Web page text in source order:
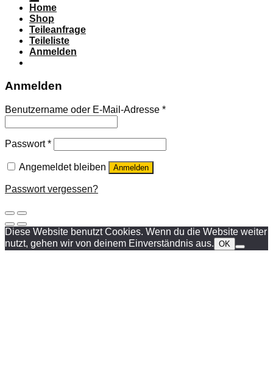
Home
Shop
Teileanfrage
Teileliste
Anmelden
Anmelden
Benutzername oder E-Mail-Adresse *
Passwort*
Angemeldet bleiben Anmelden
Passwort vergessen?
Diese Website benutzt Cookies. Wenn du die Website weiter
nutzt, gehen wir von deinem Einverständnis aus. OK